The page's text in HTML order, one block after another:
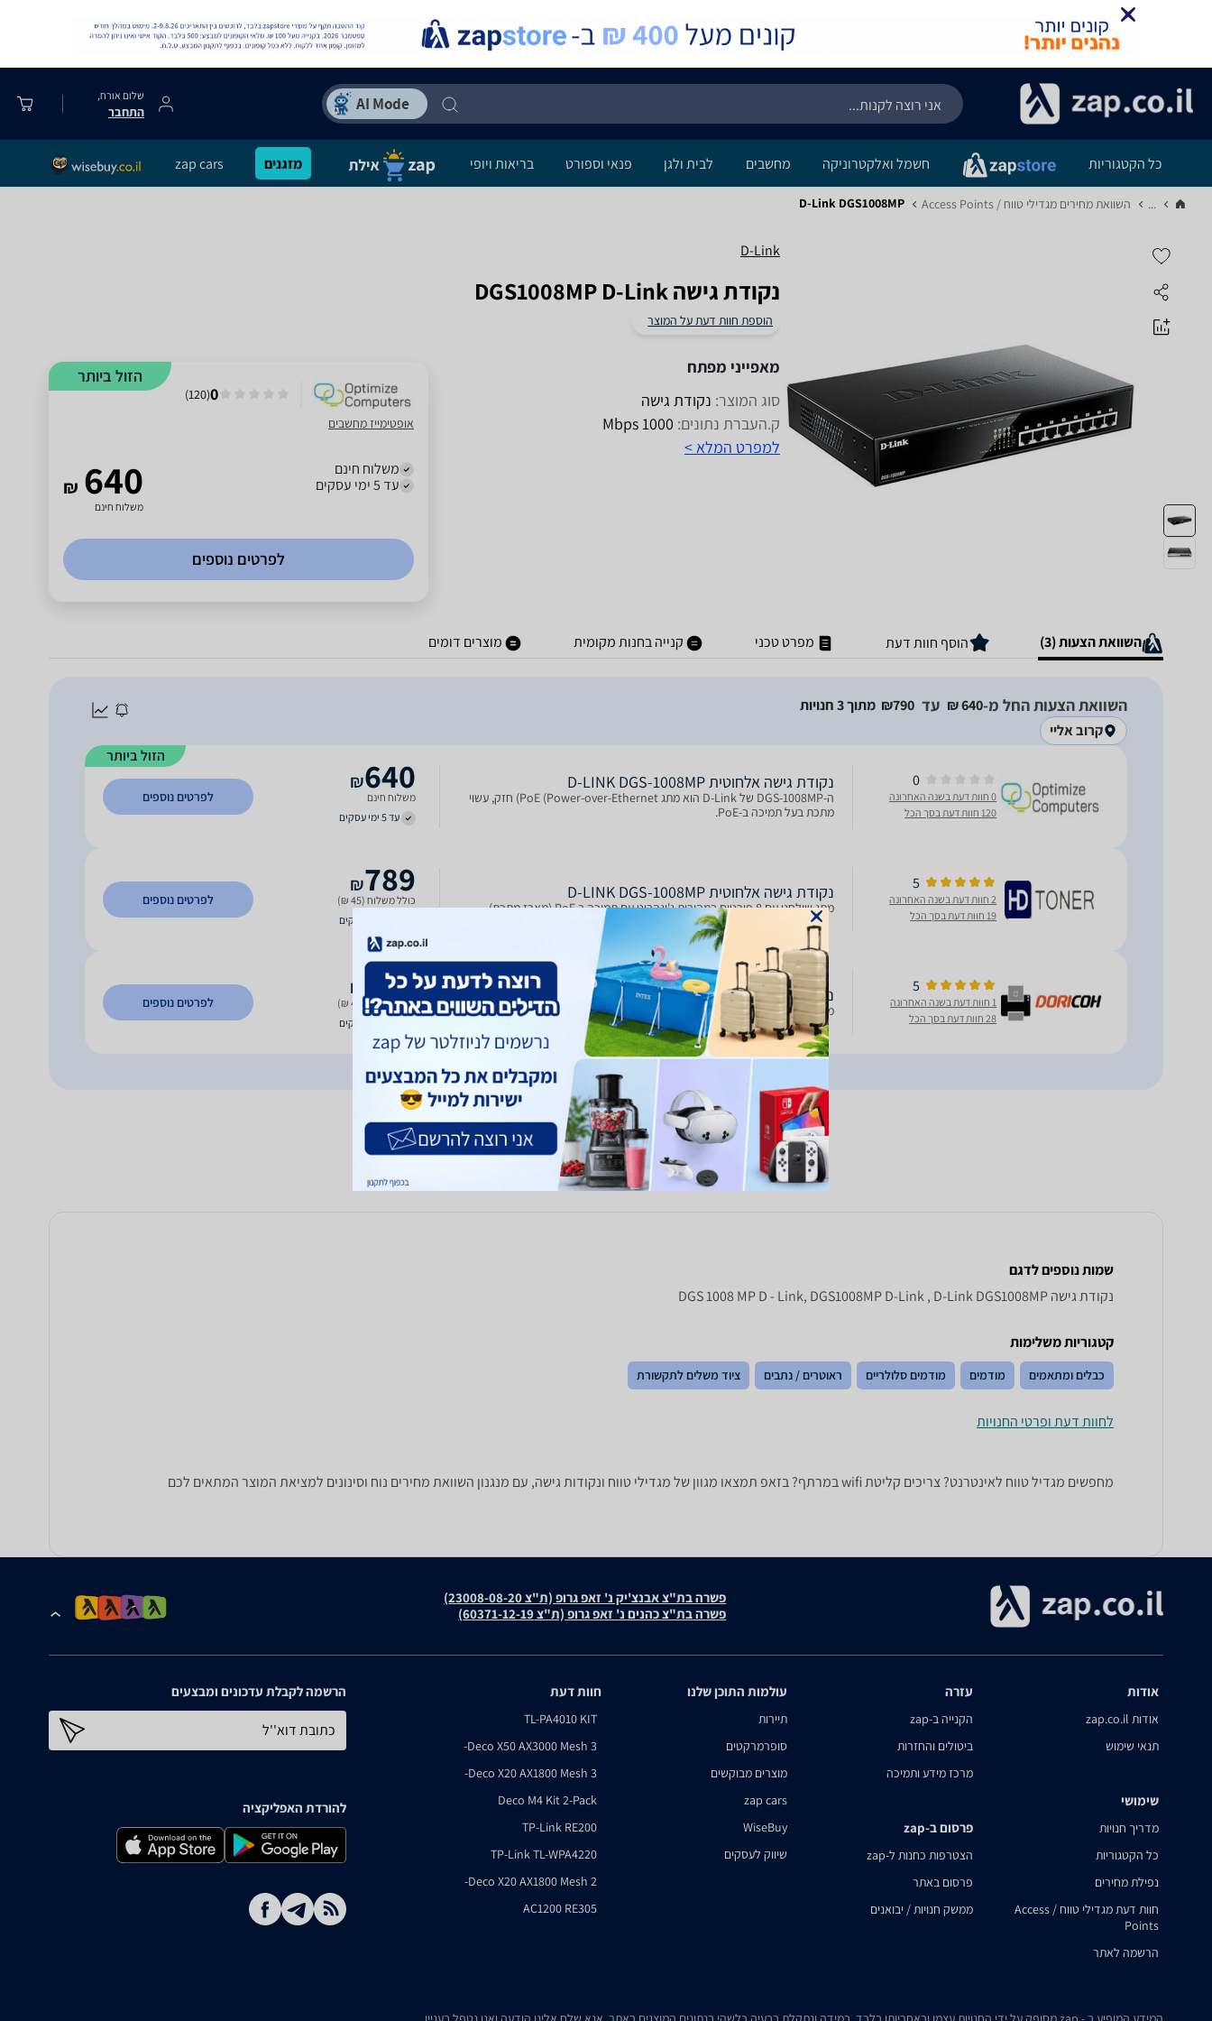
שלום אורח,
התחבר
כל הקטגוריות חשמל ואלקטרוניקה מחשבים לבית ולגן פנאי וספורט בריאות ויופי מזגנים zap cars
... השוואת מחירים מגדילי טווח / Access Points‏ D-Link DGS1008MP
D-Link
‏נקודת גישה DGS1008MP D-Link
הוספת חוות דעת על המוצר
מאפייני מפתח
סוג המוצר: נקודת גישה
ק.העברת נתונים: 1000 Mbps
למפרט המלא >
הזול ביותר
0
(
120
)
אופטימייז מחשבים
משלוח חינם
עד 5 ימי עסקים
₪ 640
משלוח חינם
לפרטים נוספים
השוואת הצעות (3) הוסף חוות דעת מפרט טכני קנייה בחנות מקומית מוצרים דומים
השוואת הצעות החל מ-640‏ ₪ עד 790‏₪
מתוך 3 חנויות
קרוב אליי
הזול ביותר
0
0 חוות דעת בשנה האחרונה
120 חוות דעת בסך הכל
נקודת גישה אלחוטית D-LINK DGS-1008MP
ה-DGS-1008MP של D-Link הוא מתג PoE (Power-over-Ethernet) חזק, עשוי
מתכת בעל תמיכה ב-PoE.
640
₪
משלוח חינם
עד 5 ימי עסקים
לפרטים נוספים
5
2 חוות דעת בשנה האחרונה
19 חוות דעת בסך הכל
נקודת גישה אלחוטית D-LINK DGS-1008MP
מתג שולחני עם 8 פורטים במהירות ג'יגהביט עם תמיכה ב PoE (מארז מתכת)
789
₪
כולל משלוח (45 ₪)
לפרטים נוספים
5
1 חוות דעת בשנה האחרונה
28 חוות דעת בסך הכל
נקודת גישה אלחוטית D-LINK DGS-1008MP
מתג שולחני עם 8 פורטים במהירות ג'יגהביט עם תמיכה ב PoE (מארז מתכת)
790
₪
כולל משלוח (45 ₪)
לפרטים נוספים
שמות נוספים לדגם
‏נקודת גישה DGS 1008 MP D - Link, DGS1008MP D-Link , D-Link DGS1008MP
קטגוריות משלימות
כבלים ומתאמים מודמים מודמים סלולריים ראוטרים / נתבים ציוד משלים לתקשורת
לחוות דעת ופרטי החנויות
מחפשים מגדיל טווח לאינטרנט? צריכים קליטת wifi במרתף? בזאפ תמצאו מגוון של מגדילי טווח ונקודות גישה, עם מנגנון השוואת מחירים נוח וסינונים למציאת המוצר המתאים לכם
פשרה בת"צ אבנצ'יק נ' זאפ גרופ (ת"צ 23008-08-20)
פשרה בת"צ כהנים נ' זאפ גרופ (ת"צ 60371-12-19)
אודות
אודות zap.co.il
תנאי שימוש
שימושי
מדריך חנויות
כל הקטגוריות
נפילת מחירים
חוות דעת מגדילי טווח / Access
Points
הרשמה לאתר
עזרה
הקנייה ב-zap
ביטולים והחזרות
מרכז מידע ותמיכה
פרסום ב-zap
הצטרפות כחנות ל-zap
פרסום באתר
ממשק חנויות / יבואנים
עולמות התוכן שלנו
תיירות
סופרמרקטים
מוצרים מבוקשים
zap cars
WiseBuy
שיווק לעסקים
חוות דעת
TL-PA4010 KIT
Deco X50 AX3000 Mesh 3-
Deco X20 AX1800 Mesh 3-
Deco M4 Kit 2-Pack
TP-Link RE200
TP-Link TL-WPA4220
Deco X20 AX1800 Mesh 2-
AC1200 RE305
הרשמה לקבלת עדכונים ומבצעים
כתובת דוא''ל
להורדת האפליקציה